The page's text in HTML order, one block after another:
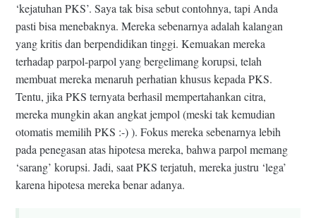
‘kejatuhan PKS’. Saya tak bisa sebut contohnya, tapi Anda
pasti bisa menebaknya. Mereka sebenarnya adalah kalangan
yang kritis dan berpendidikan tinggi. Kemuakan mereka
terhadap parpol-parpol yang bergelimang korupsi, telah
membuat mereka menaruh perhatian khusus kepada PKS.
Tentu, jika PKS ternyata berhasil mempertahankan citra,
mereka mungkin akan angkat jempol (meski tak kemudian
otomatis memilih PKS :-) ). Fokus mereka sebenarnya lebih
pada penegasan atas hipotesa mereka, bahwa parpol memang
‘sarang’ korupsi. Jadi, saat PKS terjatuh, mereka justru ‘lega’
karena hipotesa mereka benar adanya.